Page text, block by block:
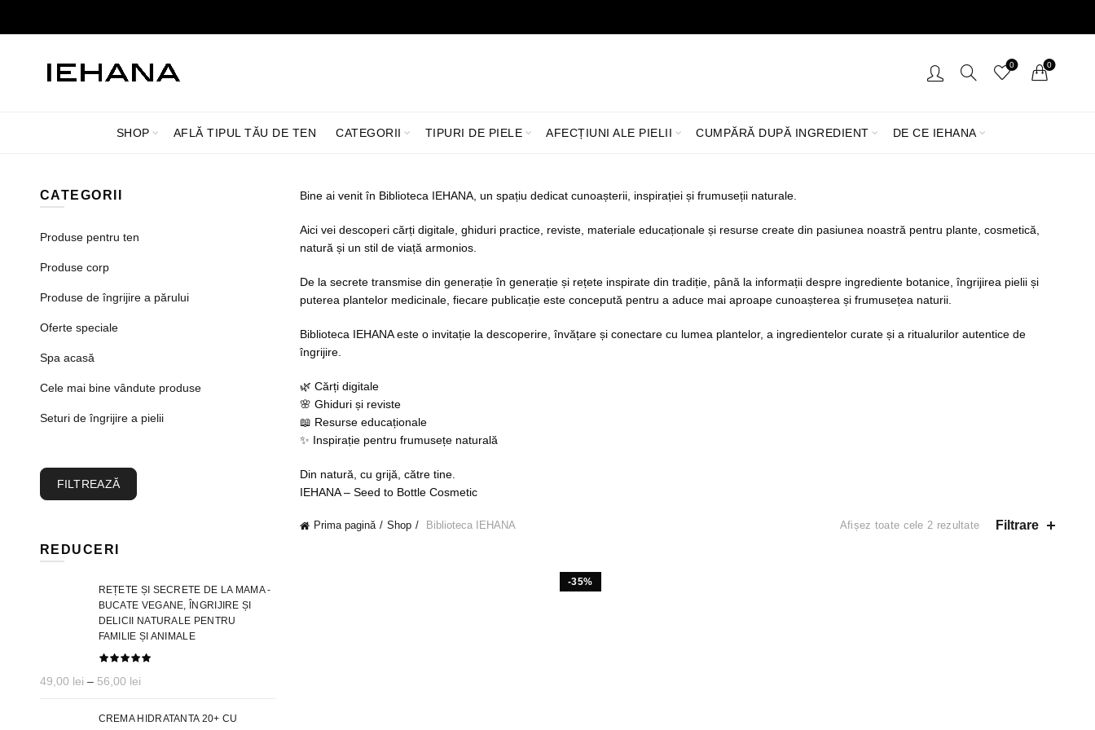
0 0
SHOP AFLĂ TIPUL TĂU DE TEN CATEGORII TIPURI DE PIELE AFECȚIUNI ALE PIELII CUMPĂRĂ DUPĂ INGREDIENT DE CE IEHANA
Bine ai venit în Biblioteca IEHANA, un spațiu dedicat cunoașterii, inspirației și frumuseții naturale.
Aici vei descoperi cărți digitale, ghiduri practice, reviste, materiale educaționale și resurse create din pasiunea noastră pentru plante, cosmetică,
natură și un stil de viață armonios.
De la secrete transmise din generație în generație și rețete inspirate din tradiție, până la informații despre ingrediente botanice, îngrijirea pielii și
puterea plantelor medicinale, fiecare publicație este concepută pentru a aduce mai aproape cunoașterea și frumusețea naturii.
Biblioteca IEHANA este o invitație la descoperire, învățare și conectare cu lumea plantelor, a ingredientelor curate și a ritualurilor autentice de
îngrijire.
🌿 Cărți digitale
🌸 Ghiduri și reviste
📖 Resurse educaționale
✨ Inspirație pentru frumusețe naturală
Din natură, cu grijă, către tine.
IEHANA – Seed to Bottle Cosmetic
Prima pagină Shop Biblioteca IEHANA Afișez toate cele 2 rezultate Filtrare
-35%
CATEGORII
Produse pentru ten
Produse corp
Produse de îngrijire a părului
Oferte speciale
Spa acasă
Cele mai bine vândute produse
Seturi de îngrijire a pielii
Preț
PrețFILTREAZĂ
REDUCERI
REȚETE ȘI SECRETE DE LA MAMA -
BUCATE VEGANE, ÎNGRIJIRE ȘI
DELICII NATURALE PENTRU
FAMILIE ȘI ANIMALE
49,00 lei – 56,00 leiInterval
prețuri:
CREMA HIDRATANTA 20+ CU